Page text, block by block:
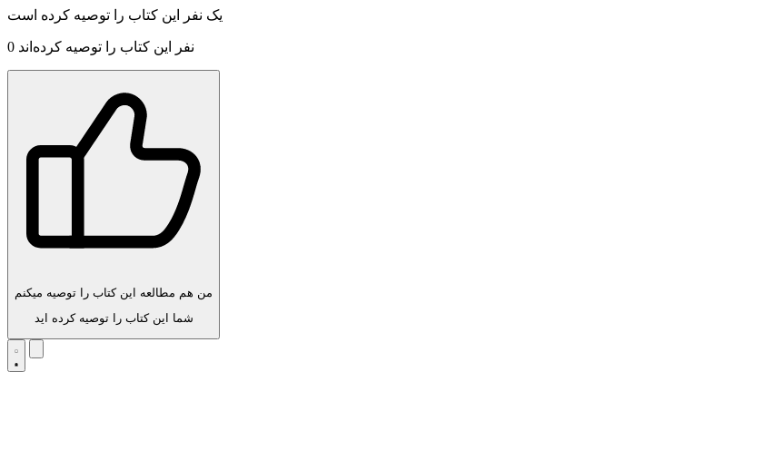
یک نفر این کتاب را توصیه کرده است
0 نفر این کتاب را توصیه کرده‌اند
من هم مطالعه این کتاب را توصیه میکنم
شما این کتاب را توصیه کرده اید